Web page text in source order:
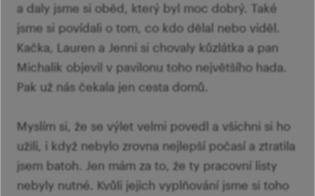
a daly jsme si oběd, který byl moc dobrý. Také
jsme si povídali o tom, co kdo dělal nebo viděl.
Kačka, Lauren a Jenni si chovaly kůzlátka a pan
Michalik objevil v pavilonu toho největšího hada.
Pak už nás čekala jen cesta domů.
Myslím si, že se výlet velmi povedl a všichni si ho
užili, i když nebylo zrovna nejlepší počasí a ztratila
jsem batoh. Jen mám za to, že ty pracovní listy
nebyly nutné. Kvůli jejich vyplňování jsme si toho